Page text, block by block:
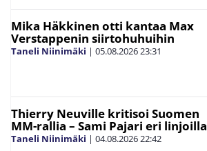
Mika Häkkinen otti kantaa Max
Verstappenin siirtohuhuihin
Taneli Niinimäki | 05.08.202623:31
Thierry Neuville kritisoi Suomen
MM-rallia – Sami Pajari eri linjoilla
Taneli Niinimäki | 04.08.202622:42